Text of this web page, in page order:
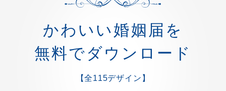
かわいい婚姻届を
無料でダウンロード
【全115デザイン】